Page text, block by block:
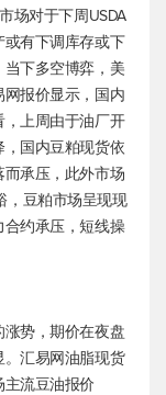
场对于下周USDA
有下调库存或下
下多空博弈，美
报价显示，国内
上周由于油厂开
国内豆粕现货依
承压，此外市场
，豆粕市场呈现现
约承压，短线操
势，期价在夜盘
汇易网油脂现货
流豆油报价